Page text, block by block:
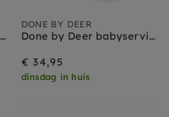
Done by Deer stick & stay babyservies set tiny farm sand
DONE BY DEER
Done by Deer babyservies set celebration blue
€ 34,95
dinsdag in huis